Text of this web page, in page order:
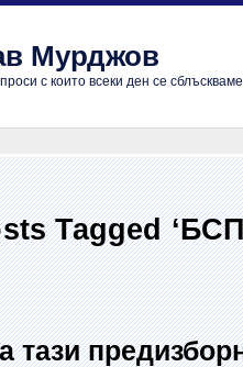
Мурджов
с които всеки ден се сблъскваме
Tagged
тази